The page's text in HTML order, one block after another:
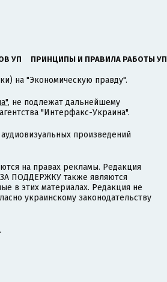
УП ПРИНЦИПЫ И ПРАВИЛА РАБОТЫ УП
на "Экономическую правду".
, не подлежат дальнейшему
"Интерфакс-Украина".
произведений
на правах рекламы. Редакция
ПОДДЕРЖКУ также являются
в этих материалах. Редакция не
украинскому законодательству